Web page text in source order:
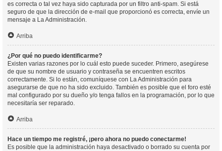
es correcta o tal vez haya sido capturada por un filtro anti-spam. Si está
seguro de que la dirección de e-mail que proporcionó es correcta, envíe un
mensaje a La Administración.
Arriba
¿Por qué no puedo identificarme?
Existen varias razones por lo cuál esto puede suceder. Primero, asegúrese
de que su nombre de usuario y contraseña se encuentren escritos
correctamente. Si lo están, comuníquese con La Administración para
asegurarse de que no ha sido excluido. También es posible que el foro esté
mal configurado por su dueño y/o tenga fallos en la programación, por lo que
necesitaría ser reparado.
Arriba
Hace un tiempo me registré, ¡pero ahora no puedo conectarme!
Es posible que la administración haya desactivado o borrado su cuenta por